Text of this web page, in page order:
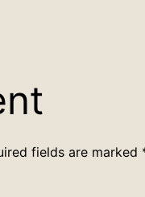
fields are marked